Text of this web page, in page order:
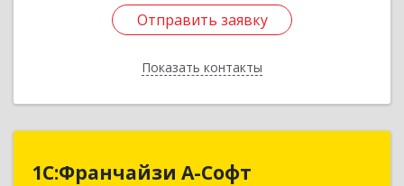
Отправить заявку
Показать контакты
Отправить заявку
Назад
1С:Франчайзи А-Софт
1С:Франчайзи А-Софт